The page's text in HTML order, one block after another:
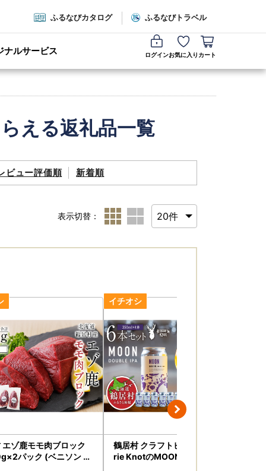
ふるなびカタログ ふるなびトラベル
ナルサービス ログインお気に入り カート
える返礼品一覧
ビュー評価順 新着順
表示切替：
エゾ鹿モモ肉ブロック
パック (ベニソン エ
鶴居村 クラフトビール Brasse
rie KnotのMOON（DOUBLE I